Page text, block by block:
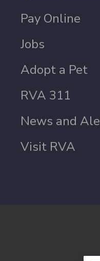
Pay Online
Jobs
Adopt a Pet
RVA 311
News and
Visit RVA